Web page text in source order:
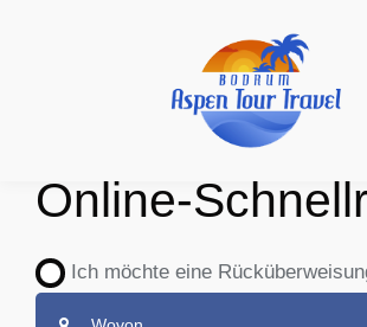
Online-
Ich möchte eine